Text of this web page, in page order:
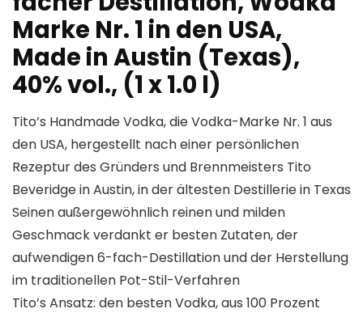
Marke Nr. 1 in den USA,
Made in Austin (Texas),
40% vol., (1 x 1.0 l)
Tito’s Handmade Vodka, die Vodka-Marke Nr. 1 aus
den USA, hergestellt nach einer persönlichen
Rezeptur des Gründers und Brennmeisters Tito
Beveridge in Austin, in der ältesten Destillerie in Texas
Seinen außergewöhnlich reinen und milden
Geschmack verdankt er besten Zutaten, der
aufwendigen 6-fach-Destillation und der Herstellung
im traditionellen Pot-Stil-Verfahren
Tito’s Ansatz: den besten Vodka, aus 100 Prozent